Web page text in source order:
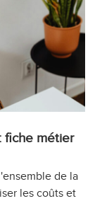
fiche métier
de la
les coûts et